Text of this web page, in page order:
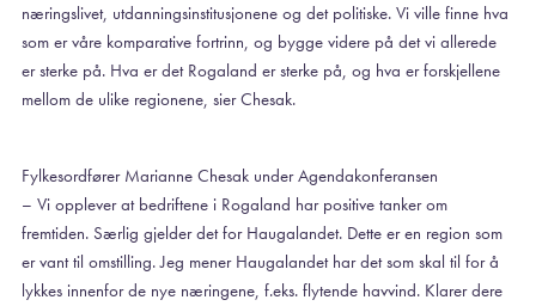
næringslivet, utdanningsinstitusjonene og det politiske. Vi ville finne hva
som er våre komparative fortrinn, og bygge videre på det vi allerede
er sterke på. Hva er det Rogaland er sterke på, og hva er forskjellene
mellom de ulike regionene, sier Chesak.
Fylkesordfører Marianne Chesak under Agendakonferansen
– Vi opplever at bedriftene i Rogaland har positive tanker om
fremtiden. Særlig gjelder det for Haugalandet. Dette er en region som
er vant til omstilling. Jeg mener Haugalandet har det som skal til for å
lykkes innenfor de nye næringene, f.eks. flytende havvind. Klarer dere